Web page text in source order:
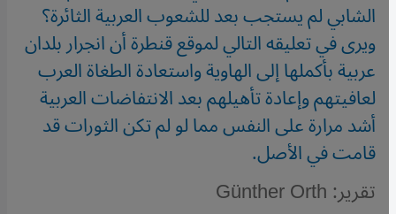
الشابي لم يستجب بعد للشعوب العربية الثائرة؟
ويرى في تعليقه التالي لموقع قنطرة أن انجرار بلدان
عربية بأكملها إلى الهاوية واستعادة الطغاة العرب
لعافيتهم وإعادة تأهيلهم بعد الانتفاضات العربية
أشد مرارة على النفس مما لو لم تكن الثورات قد
قامت في الأصل.
تقرير: Günther Orth